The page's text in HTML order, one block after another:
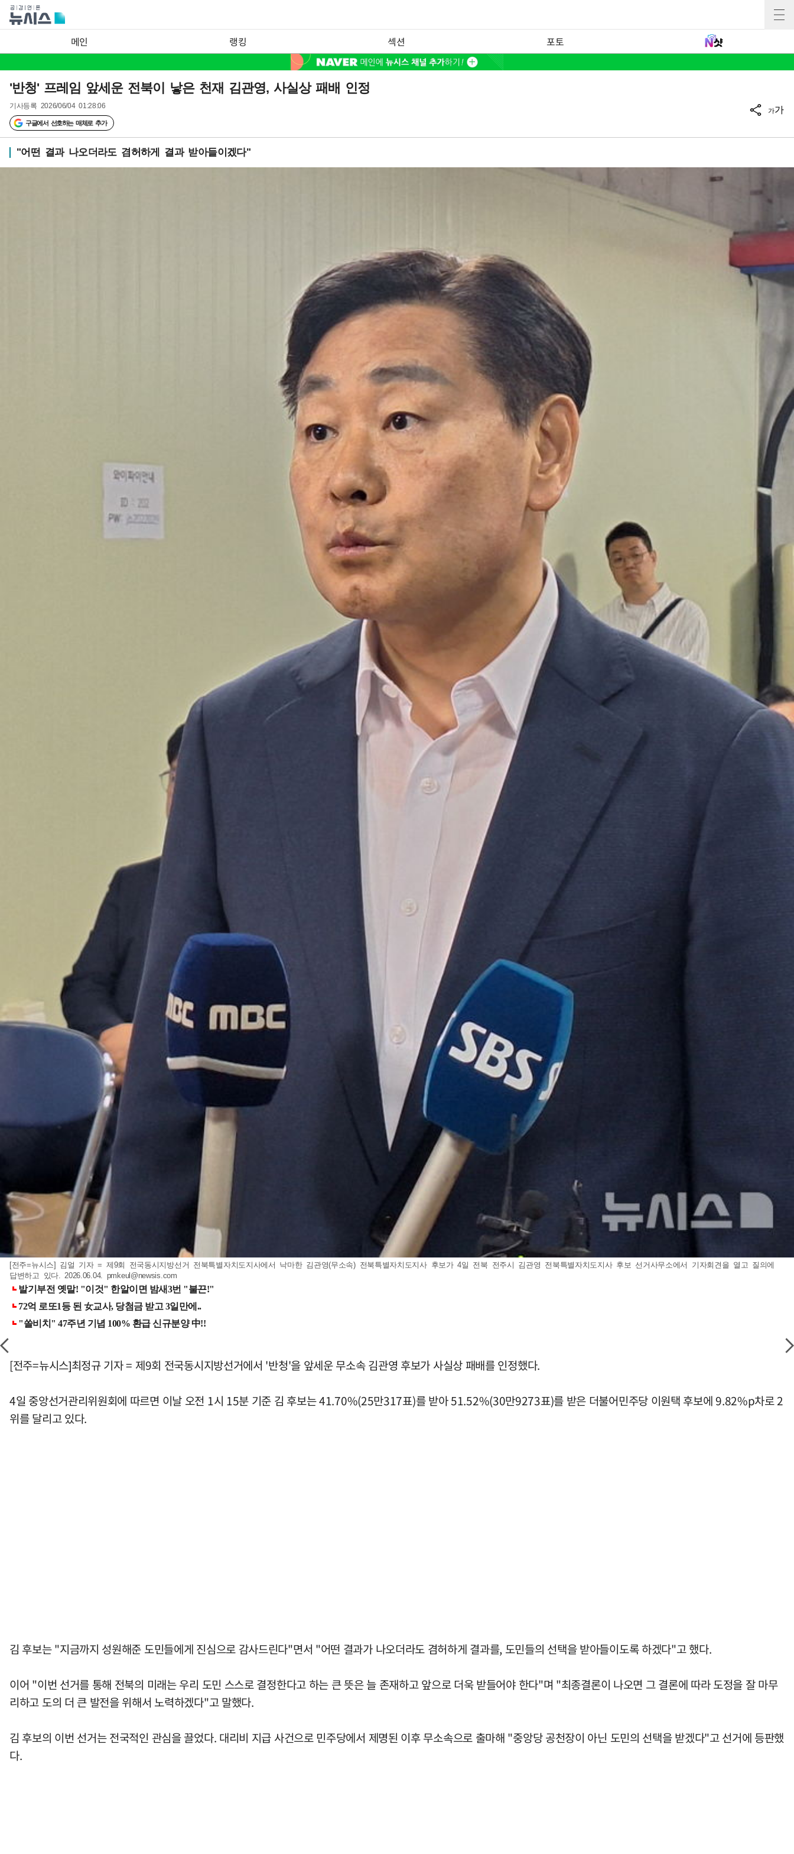
메인 랭킹 섹션 포토
'반청' 프레임 앞세운 전북이 낳은 천재 김관영, 사실상 패배 인정
기사등록 2026/06/04 01:28:06
구글에서 선호하는 매체로 추가
가가
"어떤 결과 나오더라도 겸허하게 결과 받아들이겠다"
[전주=뉴시스] 김얼 기자 = 제9회 전국동시지방선거 전북특별자치도지사에서 낙마한 김관영(무소속) 전북특별자치도지사 후보가 4일 전북 전주시 김관영 전북특별자치도지사 후보 선거사무소에서 기자회견을 열고 질의에
답변하고 있다. 2026.06.04. pmkeul@newsis.com
[전주=뉴시스]최정규 기자 = 제9회 전국동시지방선거에서 '반청'을 앞세운 무소속 김관영 후보가 사실상 패배를 인정했다.
4일 중앙선거관리위원회에 따르면 이날 오전 1시 15분 기준 김 후보는 41.70%(25만317표)를 받아 51.52%(30만9273표)를 받은 더불어민주당 이원택 후보에 9.82%p차로 2
위를 달리고 있다.
김 후보는 "지금까지 성원해준 도민들에게 진심으로 감사드린다"면서 "어떤 결과가 나오더라도 겸허하게 결과를, 도민들의 선택을 받아들이도록 하겠다"고 했다.
이어 "이번 선거를 통해 전북의 미래는 우리 도민 스스로 결정한다고 하는 큰 뜻은 늘 존재하고 앞으로 더욱 받들어야 한다"며 "최종결론이 나오면 그 결론에 따라 도정을 잘 마무
리하고 도의 더 큰 발전을 위해서 노력하겠다"고 말했다.
김 후보의 이번 선거는 전국적인 관심을 끌었다. 대리비 지급 사건으로 민주당에서 제명된 이후 무소속으로 출마해 "중앙당 공천장이 아닌 도민의 선택을 받겠다"고 선거에 등판했
다.